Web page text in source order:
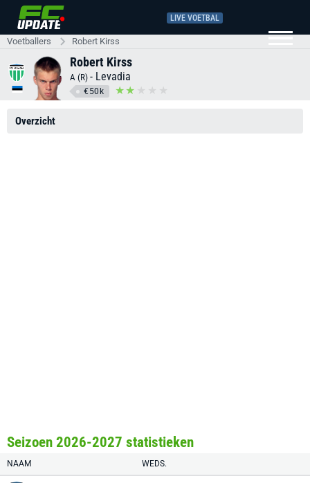
LIVE VOETBAL
Voetballers Robert Kirss
Robert Kirss
A (R) - Levadia
€50k
Overzicht
Seizoen 2026-2027 statistieken
NAAM WEDS.